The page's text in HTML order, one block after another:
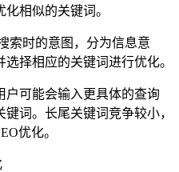
相似的关键词。
索时的意图，分为信息意
择相应的关键词进行优化。
户可能会输入更具体的查询
词。长尾关键词竞争较小，
优化。